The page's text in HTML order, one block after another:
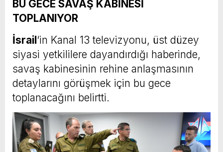
BU GECE SAVAŞ KABİNESİ
TOPLANIYOR
İsrail‘in Kanal 13 televizyonu, üst düzey
siyasi yetkililere dayandırdığı haberinde,
savaş kabinesinin rehine anlaşmasının
detaylarını görüşmek için bu gece
toplanacağını belirtti.